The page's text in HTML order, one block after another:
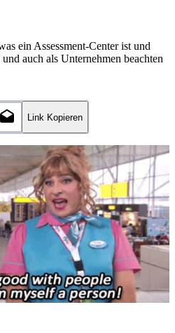
ein Assessment-Center ist und
auch als Unternehmen beachten
Link Kopieren